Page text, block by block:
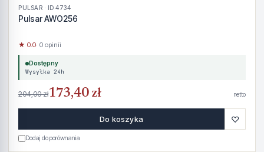
PULSAR · ID 4734
Pulsar AWO256
★ 0.0· 0 opinii
Dostępny
Wysyłka 24h
204,00 zł173,40 zł netto
Do koszyka ♡
Dodaj do porównania